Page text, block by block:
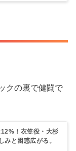
クの裏で健闘で
！衣笠役・大杉
みと困惑広がる。